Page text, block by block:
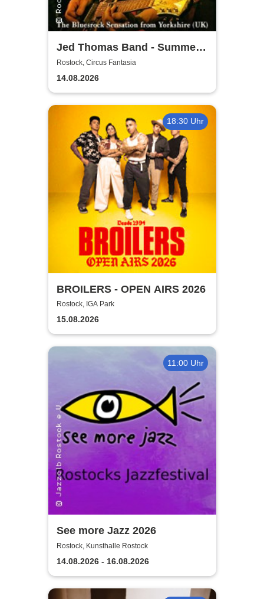
Jed Thomas Band - Summer
Tour 2026
Rostock, Circus Fantasia
14.08.2026
18:30 Uhr
BROILERS - OPEN AIRS 2026
Rostock, IGA Park
15.08.2026
11:00 Uhr
See more Jazz 2026
Rostock, Kunsthalle Rostock
14.08.2026 - 16.08.2026